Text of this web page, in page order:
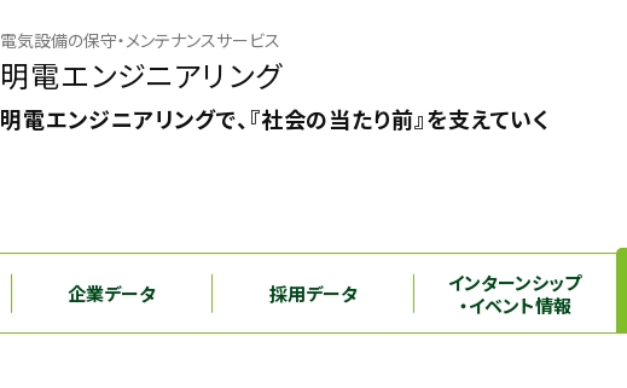
電気設備の保守・メンテナンスサービス
明電エンジニアリング
明電エンジニアリングで、『社会の当たり前』を支えていく
企業データ 採用データ
インターンシップ
・イベント情報